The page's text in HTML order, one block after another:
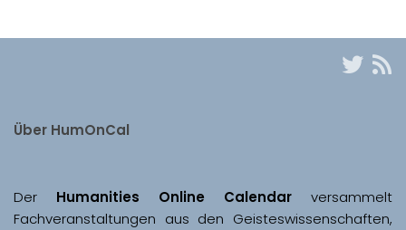
Über HumOnCal
Der Humanities Online Calendar versammelt
Fachveranstaltungen aus den Geisteswissenschaften,